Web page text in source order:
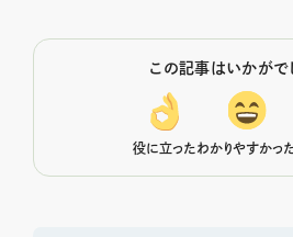
この記事はいかがで
役に立ったわかりやすかっ